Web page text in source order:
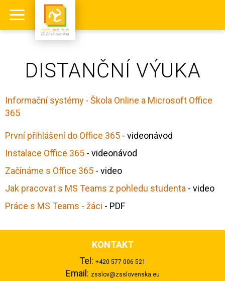
DISTANČNÍ VÝUKA
Informační systémy - Škola Online a Microsoft Office
365
První přihlášení do Office 365 - videonávod
Instalace Office 365 - videonávod
Začínáme s Office 365 - video
Jak pracovat s MS Teams z pohledu studenta - video
Práce s MS Teams - žáci - PDF
KONTAKT
Tel: +420 577 006 521
Email: zsslov@zsslovenska.eu